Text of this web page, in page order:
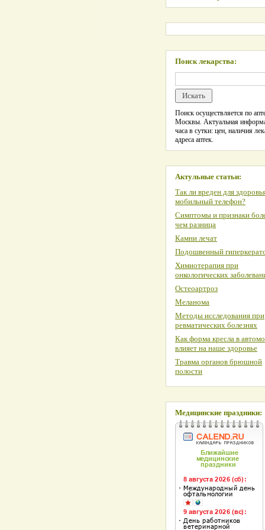
Поиск лекарства:
Поиск осуществляется по
Москвы. Актуальная
часа в сутки: цен, наличия
адреса аптек.
Актульные статьи:
Так ли вреден для
мобильный телефон?
Симптомы и признаки
чем разница
Камни лечат
Подошвенный
Химиотерапия при
онкологических
Остеоартроз
Меланома
Методы исследования при
ревматических болезнях
Как форма кресла в
влияет на наше здоровье
Травма органов брюшной
полости
Медицинские праздники: